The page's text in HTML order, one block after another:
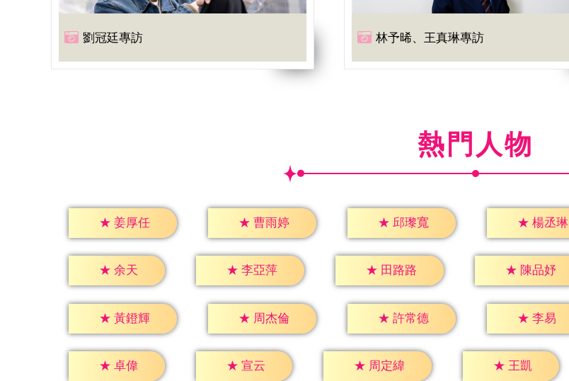
劉冠廷專訪 林予晞、王真琳專訪
熱門人物
★ 姜厚任 ★ 曹雨婷 ★ 邱瓈寬 ★ 楊丞琳
★ 余天 ★ 李亞萍 ★ 田路路 ★ 陳品妤
★ 黃鐙輝 ★ 周杰倫 ★ 許常德 ★ 李易
★ 卓偉 ★ 宣云 ★ 周定緯 ★ 王凱